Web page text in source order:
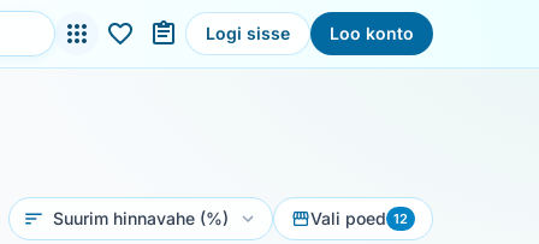
Logi sisse Loo konto
Sorteeri Vali poed 12